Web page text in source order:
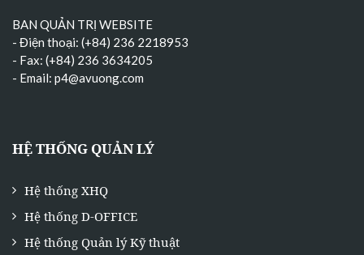
BAN QUẢN TRỊ WEBSITE
- Điện thoại: (+84) 236 2218953
- Fax: (+84) 236 3634205
- Email: p4@avuong.com
HỆ THỐNG QUẢN LÝ
Hệ thống XHQ
Hệ thống D-OFFICE
Hệ thống Quản lý Kỹ thuật